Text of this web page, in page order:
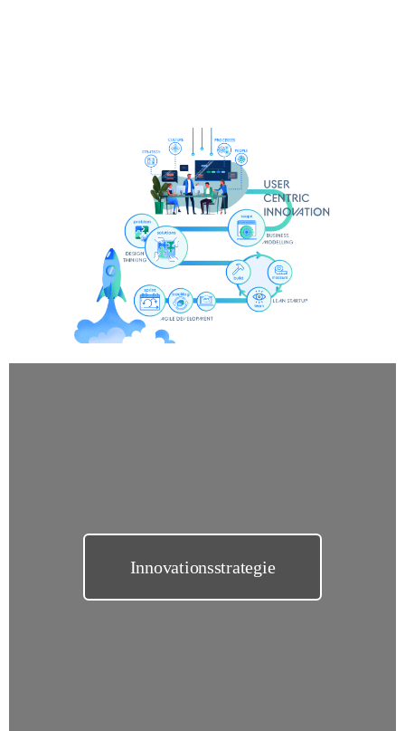
Innovationsstrategie